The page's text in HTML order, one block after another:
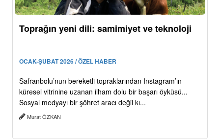
Toprağın yeni dili: samimiyet ve teknoloji
OCAK-ŞUBAT 2026 / ÖZEL HABER
Safranbolu’nun bereketli topraklarından Instagram’ın
küresel vitrinine uzanan ilham dolu bir başarı öyküsü...
Sosyal medyayı bir şöhret aracı değil kı...
Murat ÖZKAN